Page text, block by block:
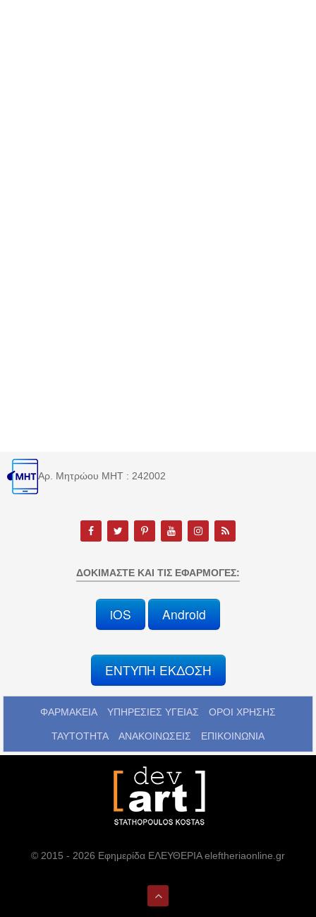
Αρ. Μητρώου MHT : 242002
ΔΟΚΙΜΆΣΤΕ ΚΑΙ ΤΙΣ ΕΦΑΡΜΟΓΈΣ:
iOS Android
ΕΝΤΥΠΗ ΕΚΔΟΣΗ
ΦΑΡΜΑΚΕΙΑ ΥΠΗΡΕΣΙΕΣ ΥΓΕΙΑΣ ΟΡΟΙ ΧΡΗΣΗΣ
ΤΑΥΤΟΤΗΤΑ ΑΝΑΚΟΙΝΩΣΕΙΣ ΕΠΙΚΟΙΝΩΝΙΑ
© 2015 - 2026 Εφημερίδα ΕΛΕΥΘΕΡΙΑ eleftheriaonline.gr